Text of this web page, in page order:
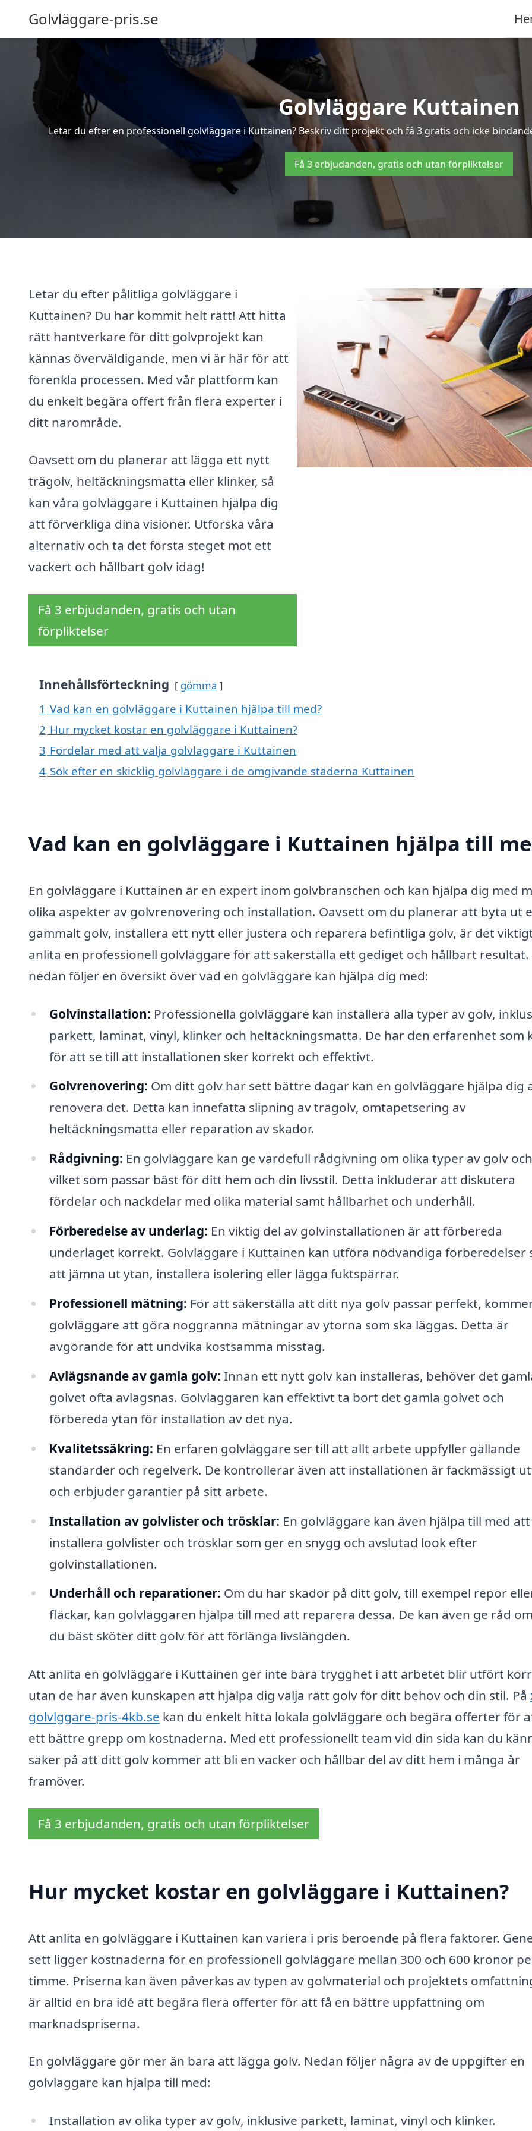
Golvläggare-pris.se
Golvläggare Kuttainen
Letar du efter en professionell golvläggare i Kuttainen? Beskriv ditt projekt och få 3 gratis och icke
Få 3 erbjudanden, gratis och utan förpliktelser
Letar du efter pålitliga golvläggare i
Kuttainen? Du har kommit helt rätt! Att hitta
rätt hantverkare för ditt golvprojekt kan
kännas överväldigande, men vi är här för att
förenkla processen. Med vår plattform kan
du enkelt begära offert från flera experter i
ditt närområde.
Oavsett om du planerar att lägga ett nytt
trägolv, heltäckningsmatta eller klinker, så
kan våra golvläggare i Kuttainen hjälpa dig
att förverkliga dina visioner. Utforska våra
alternativ och ta det första steget mot ett
vackert och hållbart golv idag!
Få 3 erbjudanden, gratis och utan
förpliktelser
Innehållsförteckning gömma
1 Vad kan en golvläggare i Kuttainen hjälpa till med?
2 Hur mycket kostar en golvläggare i Kuttainen?
3 Fördelar med att välja golvläggare i Kuttainen
4 Sök efter en skicklig golvläggare i de omgivande städerna Kuttainen
Vad kan en golvläggare i Kuttainen hjälpa till
En golvläggare i Kuttainen är en expert inom golvbranschen och kan hjälpa dig med
olika aspekter av golvrenovering och installation. Oavsett om du planerar att byta ut
gammalt golv, installera ett nytt eller justera och reparera befintliga golv, är det
anlita en professionell golvläggare för att säkerställa ett gediget och hållbart resultat.
nedan följer en översikt över vad en golvläggare kan hjälpa dig med:
Golvinstallation: Professionella golvläggare kan installera alla typer av golv,
parkett, laminat, vinyl, klinker och heltäckningsmatta. De har den erfarenhet som
för att se till att installationen sker korrekt och effektivt.
Golvrenovering: Om ditt golv har sett bättre dagar kan en golvläggare hjälpa dig
renovera det. Detta kan innefatta slipning av trägolv, omtapetsering av
heltäckningsmatta eller reparation av skador.
Rådgivning: En golvläggare kan ge värdefull rådgivning om olika typer av golv och
vilket som passar bäst för ditt hem och din livsstil. Detta inkluderar att diskutera
fördelar och nackdelar med olika material samt hållbarhet och underhåll.
Förberedelse av underlag: En viktig del av golvinstallationen är att förbereda
underlaget korrekt. Golvläggare i Kuttainen kan utföra nödvändiga förberedelser
att jämna ut ytan, installera isolering eller lägga fuktspärrar.
Professionell mätning: För att säkerställa att ditt nya golv passar perfekt,
golvläggare att göra noggranna mätningar av ytorna som ska läggas. Detta är
avgörande för att undvika kostsamma misstag.
Avlägsnande av gamla golv: Innan ett nytt golv kan installeras, behöver det
golvet ofta avlägsnas. Golvläggaren kan effektivt ta bort det gamla golvet och
förbereda ytan för installation av det nya.
Kvalitetssäkring: En erfaren golvläggare ser till att allt arbete uppfyller gällande
standarder och regelverk. De kontrollerar även att installationen är fackmässigt
och erbjuder garantier på sitt arbete.
Installation av golvlister och trösklar: En golvläggare kan även hjälpa till med att
installera golvlister och trösklar som ger en snygg och avslutad look efter
golvinstallationen.
Underhåll och reparationer: Om du har skador på ditt golv, till exempel repor
fläckar, kan golvläggaren hjälpa till med att reparera dessa. De kan även ge råd
du bäst sköter ditt golv för att förlänga livslängden.
Att anlita en golvläggare i Kuttainen ger inte bara trygghet i att arbetet blir utfört
utan de har även kunskapen att hjälpa dig välja rätt golv för ditt behov och din stil. På
golvlggare-pris-4kb.se kan du enkelt hitta lokala golvläggare och begära offerter för
ett bättre grepp om kostnaderna. Med ett professionellt team vid din sida kan du
säker på att ditt golv kommer att bli en vacker och hållbar del av ditt hem i många år
framöver.
Få 3 erbjudanden, gratis och utan förpliktelser
Hur mycket kostar en golvläggare i Kuttainen?
Att anlita en golvläggare i Kuttainen kan variera i pris beroende på flera faktorer.
sett ligger kostnaderna för en professionell golvläggare mellan 300 och 600 kronor
timme. Priserna kan även påverkas av typen av golvmaterial och projektets
är alltid en bra idé att begära flera offerter för att få en bättre uppfattning om
marknadspriserna.
En golvläggare gör mer än bara att lägga golv. Nedan följer några av de uppgifter en
golvläggare kan hjälpa till med:
Installation av olika typer av golv, inklusive parkett, laminat, vinyl och klinker.